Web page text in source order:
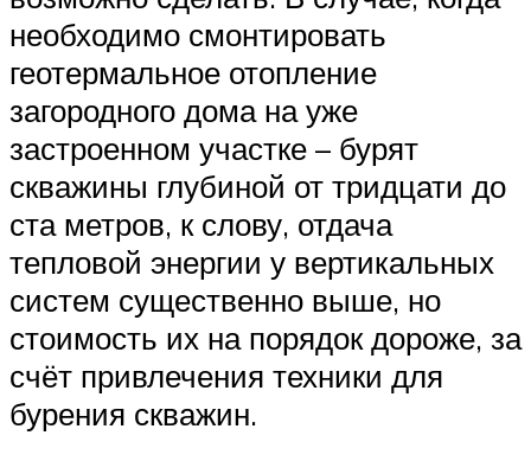
необходимо смонтировать
геотермальное отопление
загородного дома на уже
застроенном участке – бурят
скважины глубиной от тридцати до
ста метров, к слову, отдача
тепловой энергии у вертикальных
систем существенно выше, но
стоимость их на порядок дороже, за
счёт привлечения техники для
бурения скважин.